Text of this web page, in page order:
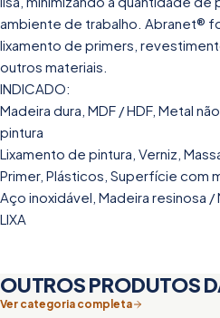
ambiente de trabalho. Abranet®
lixamento de primers,
outros materiais.
INDICADO:
Madeira dura, MDF / HDF, Metal
pintura
Lixamento de pintura, Verniz,
Primer, Plásticos, Superfície com
Aço inoxidável, Madeira resinosa /
LIXA
OUTROS PRODUTOS
Ver categoria completa